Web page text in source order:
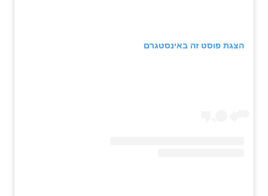
הצגת פוסט זה באינסטגרם